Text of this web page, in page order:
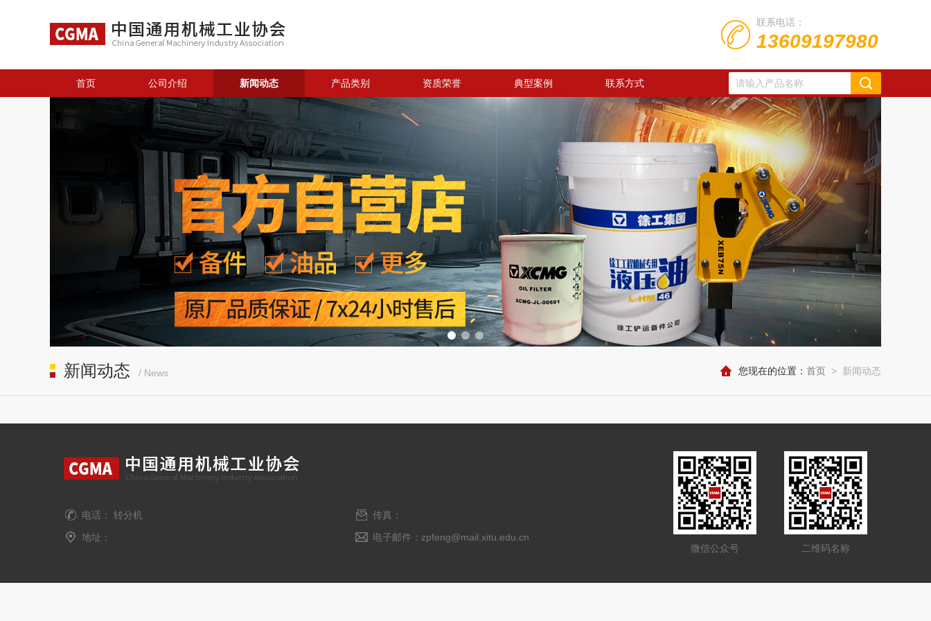
联系电话：
13609197980
首页 公司介绍 新闻动态 产品类别 资质荣誉 典型案例 联系方式
新闻动态 / News 您现在的位置： 首页 > 新闻动态
电话： 转分机
传真：
地址：
电子邮件：zpfeng@mail.xitu.edu.cn
微信公众号
二维码名称